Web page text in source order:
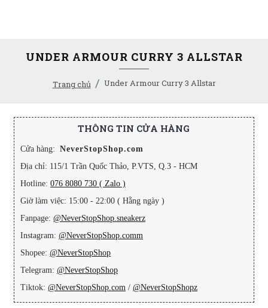
Trang chủ Under Armour Curry 3 Allstar
UNDER ARMOUR CURRY 3 ALLSTAR
THÔNG TIN CỬA HÀNG
Cửa hàng: NeverStopShop.com
Địa chỉ: 115/1 Trần Quốc Thảo, P.VTS, Q.3 - HCM
Hotline: 076 8080 730 ( Zalo )
Giờ làm việc: 15:00 - 22:00 ( Hằng ngày )
Fanpage: @NeverStopShop.sneakerz
Instagram: @NeverStopShop.comm
Shopee: @NeverStopShop
Telegram: @NeverStopShop
Tiktok: @NeverStopShop.com / @NeverStopShopz